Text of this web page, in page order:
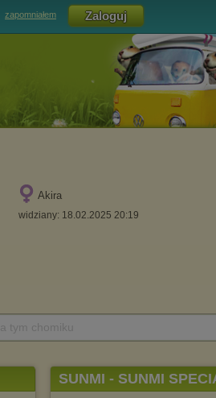
zapomniałem
Akira
widziany: 18.02.2025 20:19
SUNMI - SUNMI